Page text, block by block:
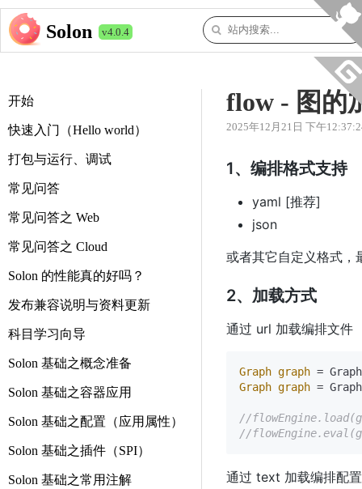
Solon v4.0.4
开始
快速入门（Hello world）
打包与运行、调试
常见问答
常见问答之 Web
常见问答之 Cloud
Solon 的性能真的好吗？
发布兼容说明与资料更新
科目学习向导
Solon 基础之概念准备
Solon 基础之容器应用
Solon 基础之配置（应用属性）
Solon 基础之插件（SPI）
Solon 基础之常用注解
flow - 图的
2025年12月21日 下午
1、编排格式支持
yaml [推荐]
json
或者其它自定义格式
2、加载方式
通过 url 加载编排文件
Graph graph =
Graph graph =
//
//
通过 text 加载编排配